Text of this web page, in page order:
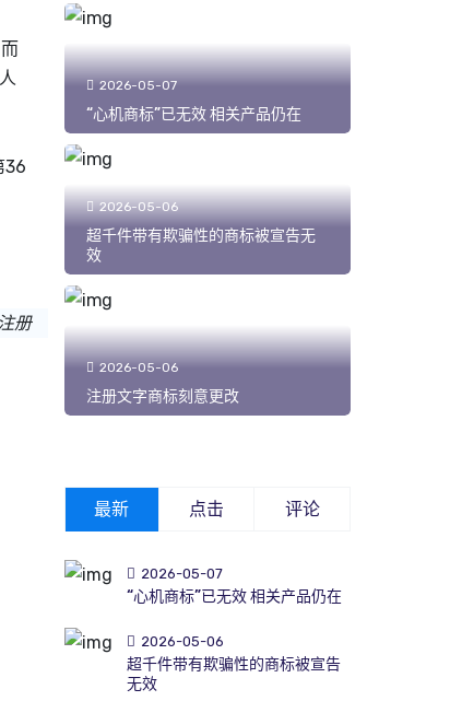
36
册
2026-05-07
“心机商标”已无效 相关产品仍在
2026-05-06
超千件带有欺骗性的商标被宣告无
效
2026-05-06
注册文字商标刻意更改
最新 点击 评论
2026-05-07
“心机商标”已无效 相关产品仍在
2026-05-06
超千件带有欺骗性的商标被宣告
无效